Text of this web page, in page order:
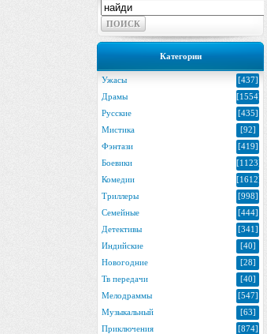
Категории
Ужасы
[437]
Драмы
[1554]
Русские
[435]
Мистика
[92]
Фэнтази
[419]
Боевики
[1123]
Комедии
[1612]
Триллеры
[998]
Семейные
[444]
Детективы
[341]
Индийские
[40]
Новогодние
[28]
Тв передачи
[40]
Мелодраммы
[547]
Музыкальный
[63]
Приключения
[874]